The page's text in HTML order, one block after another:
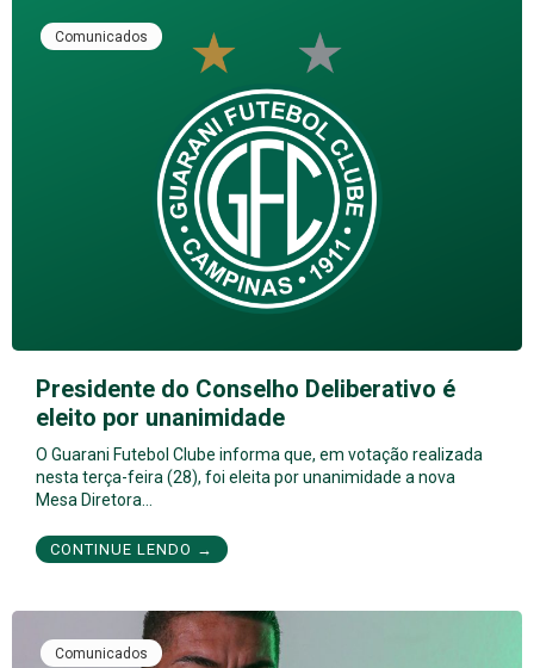
Comunicados
Presidente do Conselho Deliberativo é
eleito por unanimidade
O Guarani Futebol Clube informa que, em votação realizada
nesta terça-feira (28), foi eleita por unanimidade a nova
Mesa Diretora…
CONTINUE LENDO →
Comunicados